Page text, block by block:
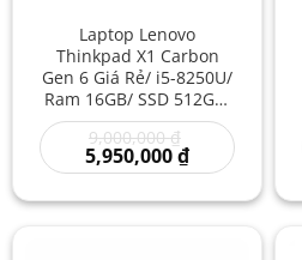
Laptop Lenovo
Thinkpad X1 Carbon
Gen 6 Giá Rẻ/ i5-8250U/
Ram 16GB/ SSD 512GB/
Laptop Lenovo Chính
Hãng/ Laptop Nhập
Khẩu Nhật Mỹ Giá Rẻ
9,000,000₫
gốc
là:
9,000,000 ₫.
5,950,000₫Giá
hiện
là: